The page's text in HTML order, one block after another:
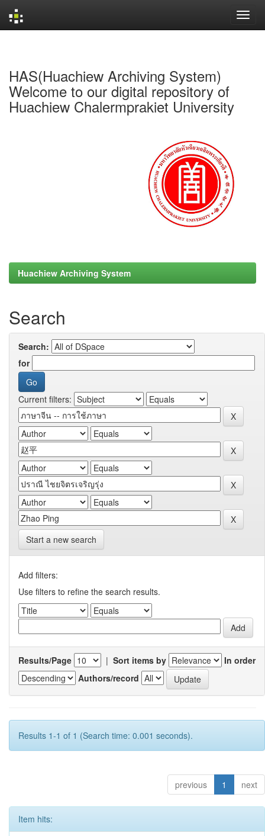
HAS(Huachiew Archiving System)
Welcome to our digital repository of
Huachiew Chalermprakiet University
Huachiew Archiving System
Search
Search:
for
Current filters:
Start a new search
Add filters:
Use filters to refine the search results.
Results/Page | Sort items by
In order
Authors/record
Results 1-1 of 1 (Search time: 0.001 seconds).
previous 1 next
Item hits: